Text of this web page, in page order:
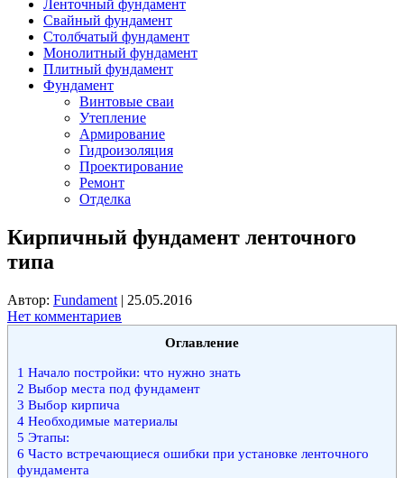
Ленточный фундамент
Свайный фундамент
Столбчатый фундамент
Монолитный фундамент
Плитный фундамент
Фундамент
Винтовые сваи
Утепление
Армирование
Гидроизоляция
Проектирование
Ремонт
Отделка
Кирпичный фундамент ленточного
типа
Автор: Fundament | 25.05.2016
Нет комментариев
Оглавление
1 Начало постройки: что нужно знать
2 Выбор места под фундамент
3 Выбор кирпича
4 Необходимые материалы
5 Этапы:
6 Часто встречающиеся ошибки при установке ленточного
фундамента